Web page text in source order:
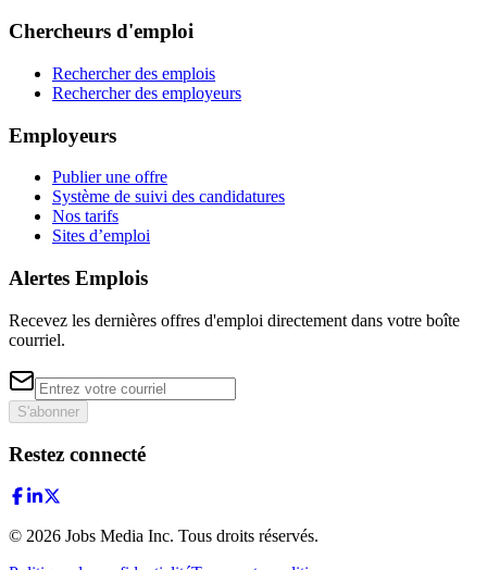
Chercheurs d'emploi
Rechercher des emplois
Rechercher des employeurs
Employeurs
Publier une offre
Système de suivi des candidatures
Nos tarifs
Sites d’emploi
Alertes Emplois
Recevez les dernières offres d'emploi directement dans votre boîte
courriel.
S'abonner
Restez connecté
© 2026 Jobs Media Inc. Tous droits réservés.